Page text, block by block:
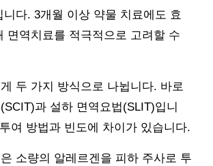
니다. 3개월 이상 약물 치료에도 효
면역치료를 적극적으로 고려할 수
두 가지 방식으로 나뉩니다. 바로
과 설하 면역요법(SLIT)입니
여 방법과 빈도에 차이가 있습니다.
소량의 알레르겐을 피하 주사로 투